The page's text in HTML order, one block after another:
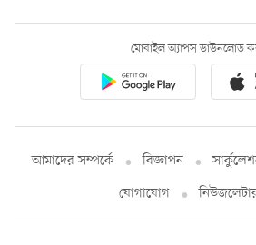
মোবাইল অ্যাপস ডাউনলোড
আমাদের সম্পর্কে বিজ্ঞাপন
যোগাযোগ